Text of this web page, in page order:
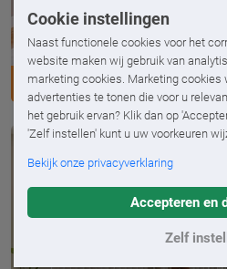
Cookie instellingen
Naast functionele cookies voor het
website maken wij gebruik van
marketing cookies. Marketing cookies
advertenties te tonen die voor u
het gebruik ervan? Klik dan op
'Zelf instellen' kunt u uw voorkeuren
Bekijk onze privacyverklaring
Accepteren en
Zelf
DUPLIGORDIJNEN